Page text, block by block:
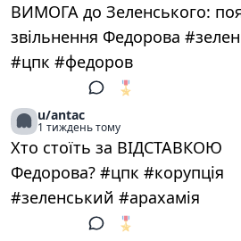
ВИМОГА до Зеленського:
звільнення Федорова
#цпк #федоров
🎖️
u/antac
1 тиждень тому
Хто стоїть за ВІДСТАВКОЮ
Федорова? #цпк #корупція
#зеленський #арахамія
🎖️